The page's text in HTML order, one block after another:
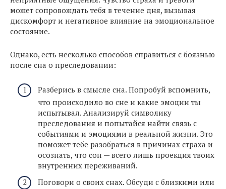
может сопровождать тебя в течение дня, вызывая
дискомфорт и негативное влияние на эмоциональное
состояние.
Однако, есть несколько способов справиться с боязнью
после сна о преследовании:
Разберись в смысле сна. Попробуй вспомнить,
что происходило во сне и какие эмоции ты
испытывал. Анализируй символику
преследования и попытайся найти связь с
событиями и эмоциями в реальной жизни. Это
поможет тебе разобраться в причинах страха и
осознать, что сон — всего лишь проекция твоих
внутренних переживаний.
Поговори о своих снах. Обсуди с близкими или